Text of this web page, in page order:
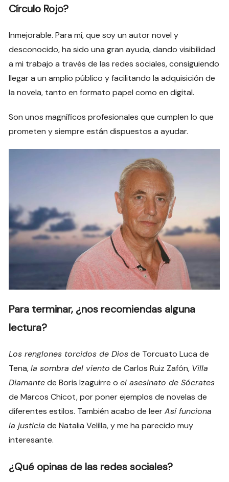
Círculo Rojo?
Inmejorable. Para mí, que soy un autor novel y
desconocido, ha sido una gran ayuda, dando visibilidad
a mi trabajo a través de las redes sociales, consiguiendo
llegar a un amplio público y facilitando la adquisición de
la novela, tanto en formato papel como en digital.
Son unos magníficos profesionales que cumplen lo que
prometen y siempre están dispuestos a ayudar.
Para terminar, ¿nos recomiendas alguna
lectura?
Los renglones torcidos de Diosde Torcuato Luca de
Tena,la sombra del viento de Carlos Ruiz Zafón, Villa
Diamantede Boris Izaguirre oel asesinato de Sócrates
de Marcos Chicot, por poner ejemplos de novelas de
diferentes estilos. También acabo de leerAsí funciona
la justicia de Natalia Velilla, y me ha parecido muy
interesante.
¿Qué opinas de las redes sociales?